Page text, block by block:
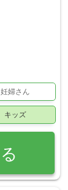
妊婦さん
キッズ